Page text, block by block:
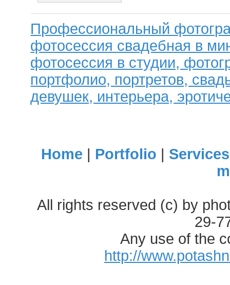
Профессиональный
фотосессия свадебная в
фотосессия в студии,
портфолио, портретов,
девушек, интерьера,
Home | Portfolio | Services
All rights reserved (c) by
29-
Any use of the
http://